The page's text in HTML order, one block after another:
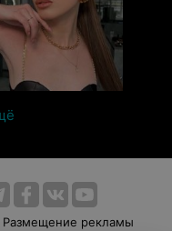
Размещение рекламы